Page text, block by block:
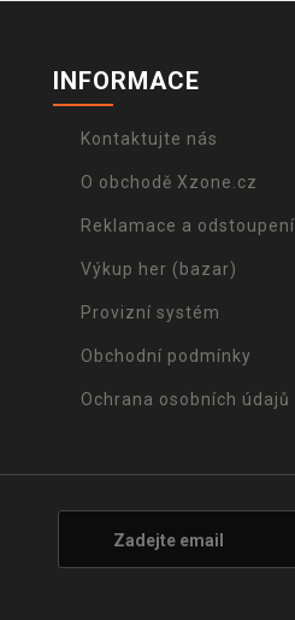
INFORMACE
Kontaktujte nás
O obchodě Xzone.cz
Reklamace a odstoupení
Výkup her (bazar)
Provizní systém
Obchodní podmínky
Ochrana osobních údajů